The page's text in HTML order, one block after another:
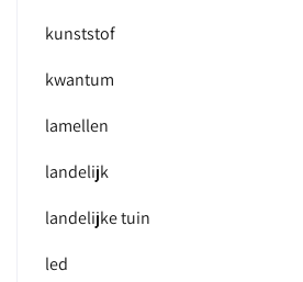
kunststof
kwantum
lamellen
landelijk
landelijke tuin
led